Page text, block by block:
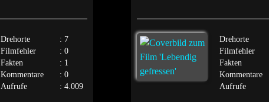
Drehorte
: 7
Filmfehler
: 0
Fakten
: 1
Kommentare
: 0
Aufrufe
: 4.009
Drehorte
Filmfehler
Fakten
Kommentare
Aufrufe